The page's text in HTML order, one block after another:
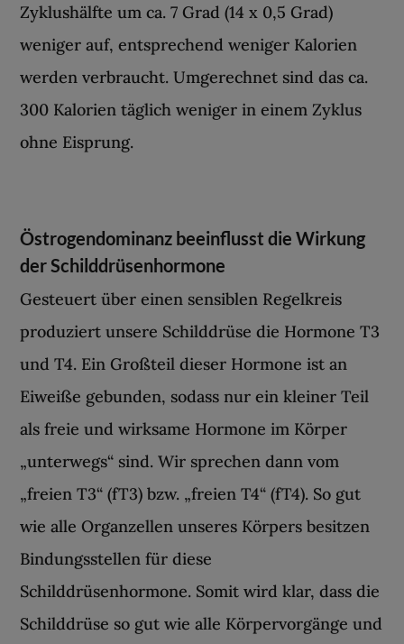
Zyklushälfte um ca. 7 Grad (14 x 0,5 Grad)
weniger auf, entsprechend weniger Kalorien
werden verbraucht. Umgerechnet sind das ca.
300 Kalorien täglich weniger in einem Zyklus
ohne Eisprung.
Östrogendominanz beeinflusst die Wirkung
der Schilddrüsenhormone
Gesteuert über einen sensiblen Regelkreis
produziert unsere Schilddrüse die Hormone T3
und T4. Ein Großteil dieser Hormone ist an
Eiweiße gebunden, sodass nur ein kleiner Teil
als freie und wirksame Hormone im Körper
„unterwegs“ sind. Wir sprechen dann vom
„freien T3“ (fT3) bzw. „freien T4“ (fT4). So gut
wie alle Organzellen unseres Körpers besitzen
Bindungsstellen für diese
Schilddrüsenhormone. Somit wird klar, dass die
Schilddrüse so gut wie alle Körpervorgänge und